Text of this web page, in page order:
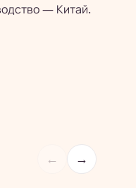
— Китай.
← →